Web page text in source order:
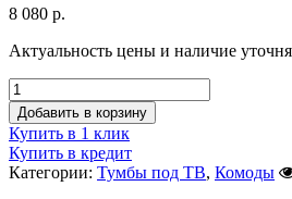
8 080 р.
Актуальность цены и наличие
Добавить в корзину
Купить в 1 клик
Купить в кредит
Категории: Тумбы под ТВ, Комоды